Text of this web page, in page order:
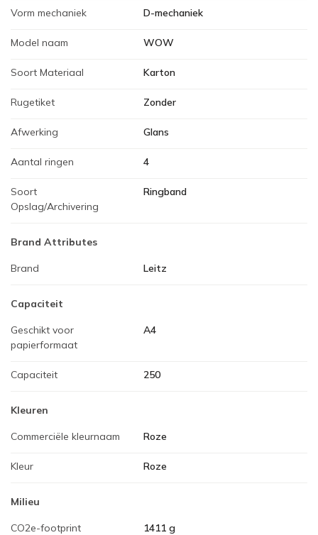
Vorm mechaniek D-mechaniek
Model naam WOW
Soort Materiaal Karton
Rugetiket Zonder
Afwerking Glans
Aantal ringen 4
Soort
Opslag/Archivering
Ringband
Brand Attributes
Brand Leitz
Capaciteit
Geschikt voor
papierformaat
A4
Capaciteit 250
Kleuren
Commerciële kleurnaam Roze
Kleur Roze
Milieu
CO2e-footprint 1411 g